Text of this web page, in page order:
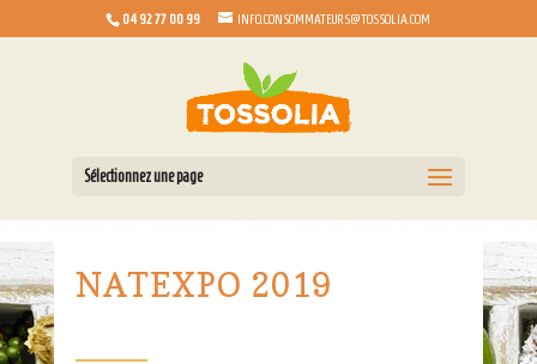
04 92 77 00 99 INFO.CONSOMMATEURS@TOSSOLIA.COM
Sélectionnez une page
NATEXPO 2019